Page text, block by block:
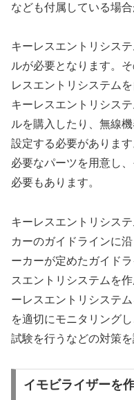
なども付属している場合
キーレスエントリシス
ルが必要となります。
レスエントリシステム
キーレスエントリシス
ルを購入したり、無線
設定する必要がありま
必要なパーツを用意し
必要もあります。
キーレスエントリシス
カーのガイドラインに
ーカーが定めたガイド
スエントリシステムを
ーレスエントリシステ
を適切にモニタリング
試験を行うなどの対策
イモビライザーを